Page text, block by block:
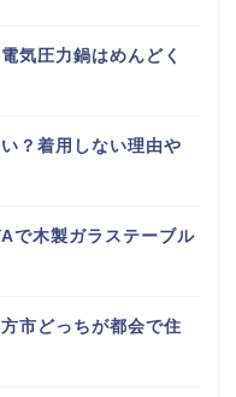
気圧力鍋はめんどく
？着用しない理由や
で木製ガラステーブル
市どっちが都会で住